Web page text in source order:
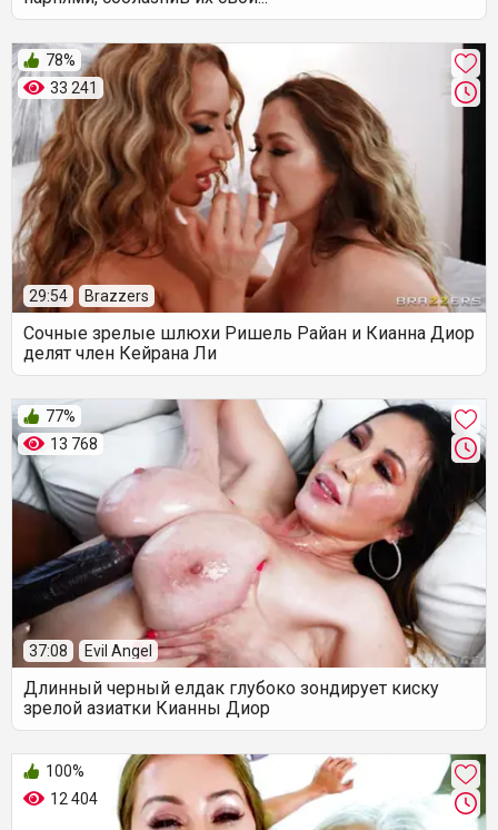
33 241
78%
29:54 Brazzers
Сочные зрелые шлюхи Ришель Райан и Кианна Диор
делят член Кейрана Ли
13 768
77%
37:08 Evil Angel
Длинный черный елдак глубоко зондирует киску
зрелой азиатки Кианны Диор
12 404
100%